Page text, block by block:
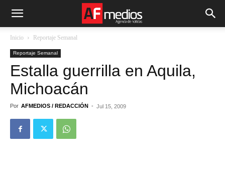
Inicio Reportaje Semanal
Reportaje Semanal
Estalla guerrilla en Aquila,
Michoacán
Por AFMEDIOS / REDACCIÓN - Jul 15, 2009